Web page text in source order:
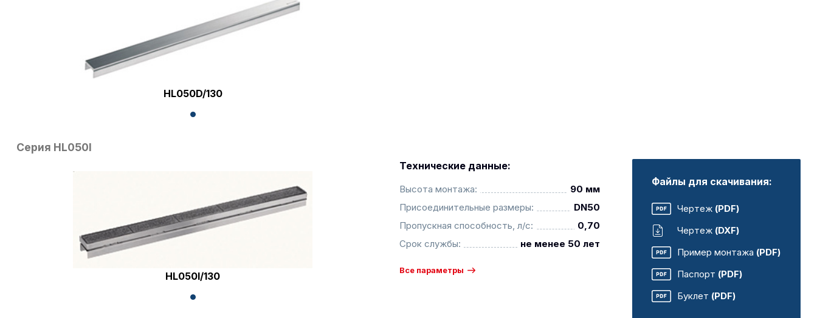
HL050D/130
Серия HL050I
HL050I/130
Технические данные:
Высота монтажа:
90 мм
Присоединительные размеры:
DN50
Пропускная способность, л/с:
0,70
Срок службы:
не менее 50 лет
Все параметры
Файлы для скачивания:
Чертеж (PDF)
Чертеж (DXF)
Пример монтажа (PDF)
Паспорт (PDF)
Буклет (PDF)